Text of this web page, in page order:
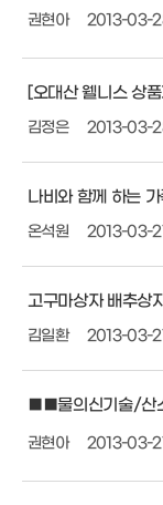
권현아 2013-03-
김정은 2013-03-
나비와 함께 하는
온석원 2013-03-
고구마상자 배추상
김일환 2013-03-
■■물의신기술/산
권현아 2013-03-